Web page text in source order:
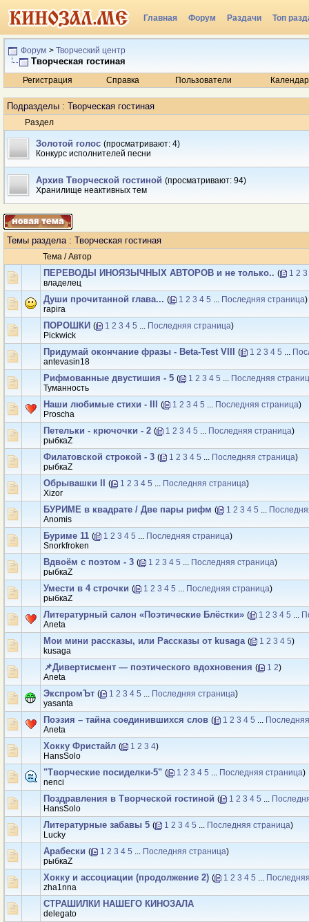
Главная Форум Раздачи Топ
Радио
Форум > Творческий центр
Творческая гостиная
Регистрация Справка Пользователи
Подразделы : Творческая гостиная
Раздел
Золотой голос (просматривают: 4)
Конкурс исполнителей песни
Архив Творческой гостиной (просматривают: 94)
Хранилище неактивных тем
Темы раздела: Творческая гостиная
Тема /Автор
ПЕРЕВОДЫ ИНОЯЗЫЧНЫХ АВТОРОВ и не только.. ( 1 2 3
владелец
Души прочитанной глава... ( 1 2 3 4 5 ... Последняя страница)
rapira
ПОРОШКИ ( 1 2 3 4 5 ... Последняя страница)
Рickwick
Придумай окончание фразы - Beta-Test VIII ( 1 2 3 4 5 ...
antevasin18
Рифмованные двустишия - 5 ( 1 2 3 4 5 ... Последняя
Туманность
Наши любимые стихи - III ( 1 2 3 4 5 ... Последняя страница)
Proscha
Петельки - крючочки - 2 ( 1 2 3 4 5 ... Последняя страница)
рыбкаZ
Филатовской строкой - 3 ( 1 2 3 4 5 ... Последняя страница)
рыбкаZ
Обрывашки II ( 1 2 3 4 5 ... Последняя страница)
Xizor
БУРИМЕ в квадрате / Две пары рифм ( 1 2 3 4 5 ...
Anomis
Буриме 11 ( 1 2 3 4 5 ... Последняя страница)
Snorkfroken
Вдвоём с поэтом - 3 ( 1 2 3 4 5 ... Последняя страница)
рыбкаZ
Умести в 4 строчки ( 1 2 3 4 5 ... Последняя страница)
рыбкаZ
Литературный салон «Поэтические Блёстки» ( 1 2 3 4 5 ...
Аneta
Мои мини рассказы, или Рассказы от kusaga ( 1 2 3 4 5)
kusaga
📌Дивертисмент — поэтического вдохновения ( 1 2)
Аneta
ЭкспромЪт ( 1 2 3 4 5 ... Последняя страница)
yasanta
Поэзия – тайна соединившихся слов ( 1 2 3 4 5 ...
Аneta
Хокку Фристайл ( 1 2 3 4)
HansSolo
"Творческие посиделки-5" ( 1 2 3 4 5 ... Последняя страница)
nenci
Поздравления в Творческой гостиной ( 1 2 3 4 5 ...
HansSolo
Литературные забавы 5 ( 1 2 3 4 5 ... Последняя страница)
Luсkу
Арабески ( 1 2 3 4 5 ... Последняя страница)
рыбкаZ
Хокку и ассоциации (продолжение 2) ( 1 2 3 4 5 ...
zha1nna
СТРАШИЛКИ НАШЕГО КИНОЗАЛА
delegato